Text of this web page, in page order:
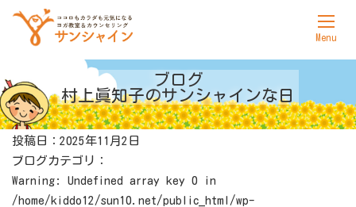
サンシャインについて
ヨガ
カウンセリング
ブログ
村上眞知子のサンシャインな日
投稿日：2025年11月2日
ブログカテゴリ：
Warning : Undefined array key 0 in
/home/kiddo12/sun10.net/public_html/wp-